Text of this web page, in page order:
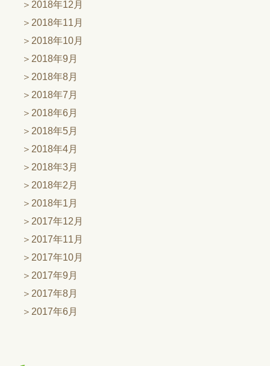
2018年12月
2018年11月
2018年10月
2018年9月
2018年8月
2018年7月
2018年6月
2018年5月
2018年4月
2018年3月
2018年2月
2018年1月
2017年12月
2017年11月
2017年10月
2017年9月
2017年8月
2017年6月